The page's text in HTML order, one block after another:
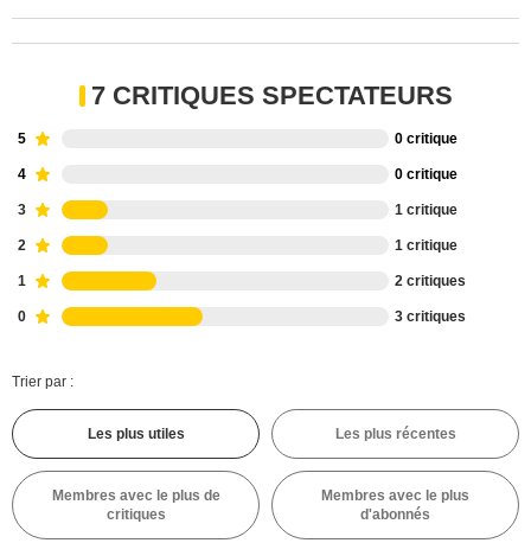
7 CRITIQUES SPECTATEURS
5 0 critique
4 0 critique
3 1 critique
2 1 critique
1 2 critiques
0 3 critiques
Trier par :
Les plus utiles Les plus récentes
Membres avec le plus de
critiques
Membres avec le plus
d'abonnés